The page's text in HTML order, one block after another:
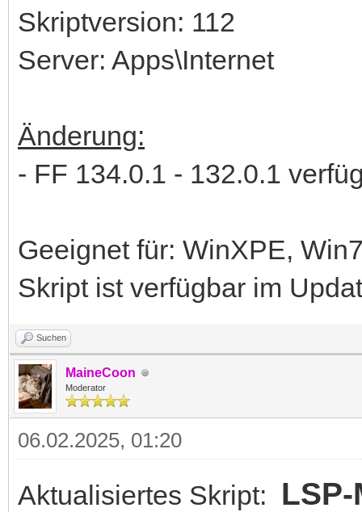
Skriptversion: 112
Server: Apps\Internet
Änderung:
- FF 134.0.1 - 132.0.1
Geeignet für: WinXPE,
Skript ist verfügbar im
Suchen
MaineCoon
Moderator
06.02.2025, 01:20
Aktualisiertes Skript: